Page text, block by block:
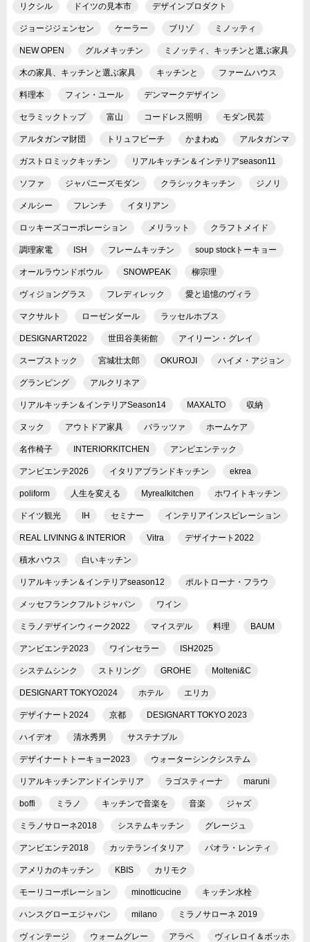
リクシル ドイツの見本市 デザインプロダクト
ジョージジェンセン ケーラー ブリゾ ミノッティ
NEW OPEN グルメキッチン ミノッティ、キッチンと選ぶ家具
木の家具、キッチンと選ぶ家具 キッチンと ファームハウス
料理本 フィン・ユール デンマークデザイン
セラミックトップ 富山 コードレス照明 モダン民芸
アルタガンマ財団 トリュフビーチ かまわぬ アルタガンマ
ガストロミックキッチン リアルキッチン＆インテリアseason11
ソファ ジャパニーズモダン クラシックキッチン ジノリ
メルシー フレンチ イタリアン
ロッキーズコーポレーション メリラット クラフトメイド
調理家電 ISH フレームキッチン soup stockトーキョー
オールラウンドボウル SNOWPEAK 柳宗理
ヴィジョングラス フレディレック 愛と追憶のヴィラ
マクサルト ローゼンダール ラッセルホブス
DESIGNART2022 世田谷美術館 アイリーン・グレイ
スープストック 宮城壮太郎 OKUROJI ハイメ・アジョン
グランピング アルクリネア
リアルキッチン＆インテリアSeason14 MAXALTO 収納
ヌック アウトドア家具 バラッツァ ホームケア
名作椅子 INTERIORKITCHEN アンビエンテック
アンビエンテ2026 イタリアブランドキッチン ekrea
poliform 人生を変える Myrealkitchen ホワイトキッチン
ドイツ観光 IH セミナー インテリアインスピレーション
REAL LIVINNG & INTERIOR Vitra デザイナート2022
積水ハウス 白いキッチン
リアルキッチン＆インテリアseason12 ポルトローナ・フラウ
メッセフランクフルトジャパン ワイン
ミラノデザインウィーク2022 マイスデル 料理 BAUM
アンビエンテ2023 ワインセラー ISH2025
システムシンク ストリング GROHE Molteni&C
DESIGNART TOKYO2024 ホテル エリカ
デザイナート2024 京都 DESIGNART TOKYO 2023
ハイデオ 清水秀男 サステナブル
デザイナートトーキョー2023 ウォーターシンクシステム
リアルキッチンアンドインテリア ラゴスティーナ maruni
boffi ミラノ キッチンで音楽を 音楽 ジャズ
ミラノサローネ2018 システムキッチン グレージュ
アンビエンテ2018 カッテランイタリア パオラ・レンティ
アメリカのキッチン KBIS カリモク
モーリコーポレーション minotticucine キッチン水栓
ハンスグローエジャパン milano ミラノサローネ 2019
ヴィンテージ ウォームグレー アラペ ヴィレロイ＆ボッホ